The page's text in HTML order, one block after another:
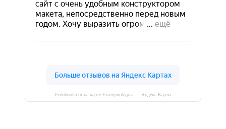
Fotobooka.ru на карте Екатеринбурга — Яндекс Карты